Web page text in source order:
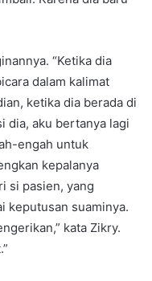
“Ketika dia
dalam kalimat
ketika dia berada di
dia, aku bertanya lagi
engah untuk
kepalanya
si pasien, yang
keputusan suaminya.
kata Zikry.